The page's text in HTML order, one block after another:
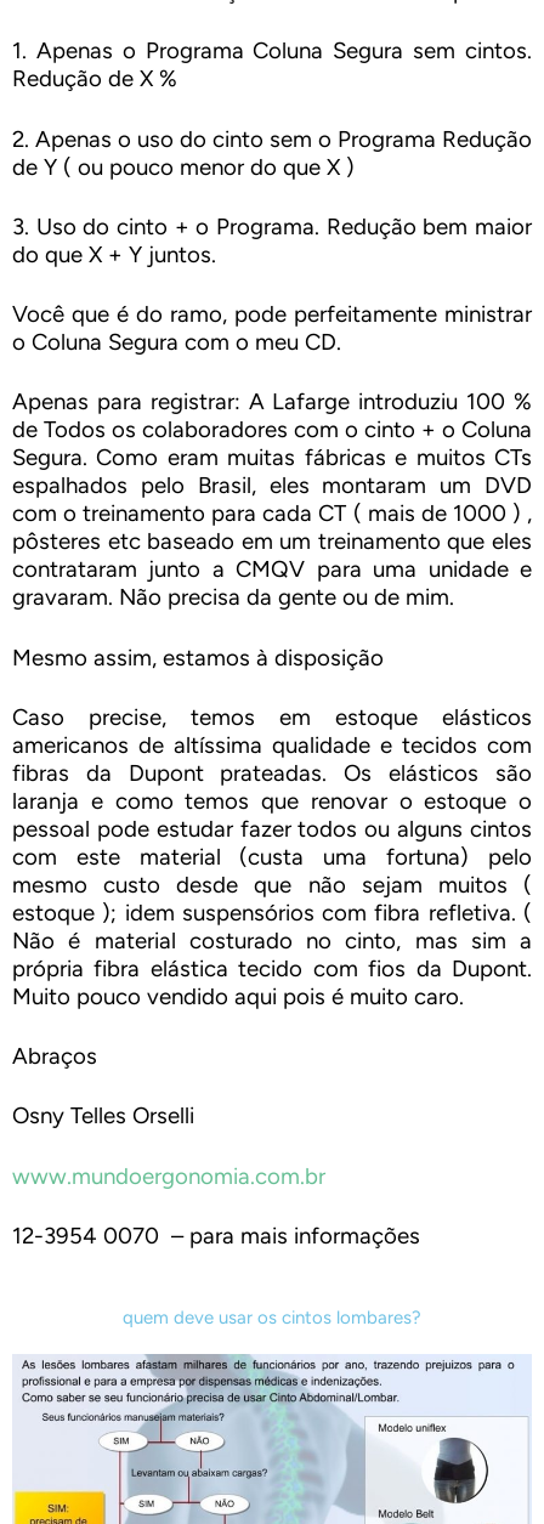
1. Apenas o Programa Coluna Segura sem cintos.
Redução de X %
2. Apenas o uso do cinto sem o Programa Redução
de Y ( ou pouco menor do que X )
3. Uso do cinto + o Programa. Redução bem maior
do que X + Y juntos.
Você que é do ramo, pode perfeitamente ministrar
o Coluna Segura com o meu CD.
Apenas para registrar: A Lafarge introduziu 100 %
de Todos os colaboradores com o cinto + o Coluna
Segura. Como eram muitas fábricas e muitos CTs
espalhados pelo Brasil, eles montaram um DVD
com o treinamento para cada CT ( mais de 1000 ) ,
pôsteres etc baseado em um treinamento que eles
contrataram junto a CMQV para uma unidade e
gravaram. Não precisa da gente ou de mim.
Mesmo assim, estamos à disposição
Caso precise, temos em estoque elásticos
americanos de altíssima qualidade e tecidos com
fibras da Dupont prateadas. Os elásticos são
laranja e como temos que renovar o estoque o
pessoal pode estudar fazer todos ou alguns cintos
com este material (custa uma fortuna) pelo
mesmo custo desde que não sejam muitos (
estoque ); idem suspensórios com fibra refletiva. (
Não é material costurado no cinto, mas sim a
própria fibra elástica tecido com fios da Dupont.
Muito pouco vendido aqui pois é muito caro.
Abraços
Osny Telles Orselli
www.mundoergonomia.com.br
12-3954 0070 – para mais informações
quem deve usar os cintos lombares?